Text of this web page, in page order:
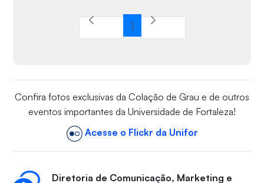
Página
1
Confira fotos exclusivas da Colação de Grau e de outros
eventos importantes da Universidade de Fortaleza!
Acesse o Flickr da Unifor
Diretoria de Comunicação, Marketing e